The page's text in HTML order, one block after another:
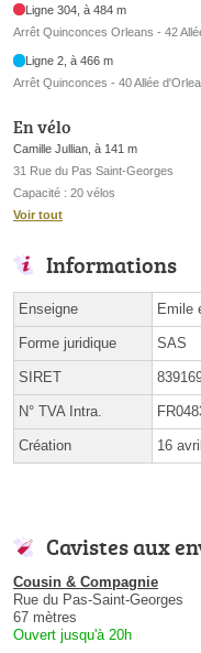
Ligne 304, à 484 m
Arrêt Quinconces Orleans - 42
Ligne 2, à 466 m
Arrêt Quinconces - 40 Allée
En vélo
Camille Jullian, à 141 m
31 Rue du Pas Saint-Georges
Capacité : 20 vélos
Voir tout
Informations
Enseigne Emile
Forme juridique SAS
SIRET
N° TVA Intra.
Création 16
Cavistes aux
Cousin & Compagnie
Rue du Pas-Saint-Georges
67 mètres
Ouvert jusqu'à 20h